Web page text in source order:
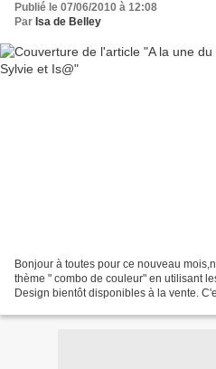
Publié le 07/06/2010 à 12:08
Par Isa de Belley
Bonjour à toutes pour ce nouveau
thème " combo de couleur" en utilisant
Design bientôt disponibles à la vente.